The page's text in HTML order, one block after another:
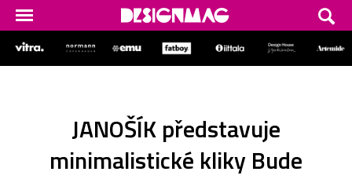
JANOŠÍK představuje
minimalistické kliky Bude